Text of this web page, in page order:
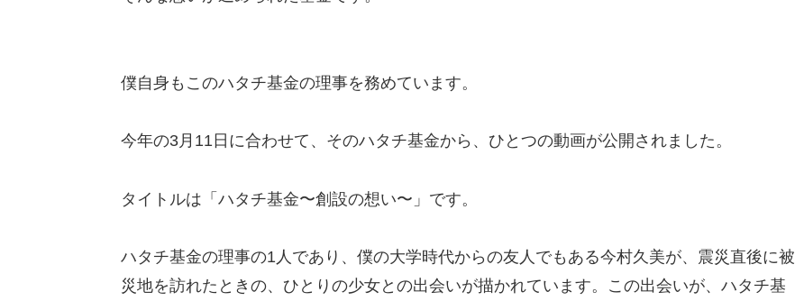
僕自身もこのハタチ基金の理事を務めています。
今年の3月11日に合わせて、そのハタチ基金から、ひとつの動画が公開されました。
タイトルは「ハタチ基金〜創設の想い〜」です。
ハタチ基金の理事の1人であり、僕の大学時代からの友人でもある今村久美が、震災直後に被
災地を訪れたときの、ひとりの少女との出会いが描かれています。この出会いが、ハタチ基